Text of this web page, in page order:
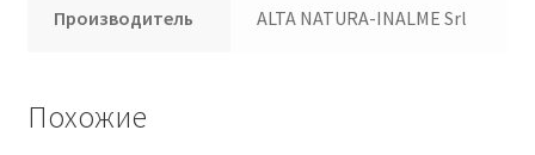
Производитель ALTA NATURA-INALME Srl
Похожие